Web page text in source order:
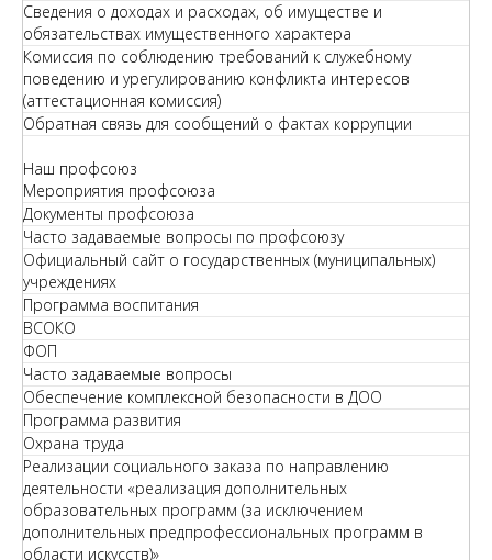
Сведения о доходах и расходах, об имуществе и
обязательствах имущественного характера
Комиссия по соблюдению требований к служебному
поведению и урегулированию конфликта интересов
(аттестационная комиссия)
Обратная связь для сообщений о фактах коррупции
Наш профсоюз
Мероприятия профсоюза
Документы профсоюза
Часто задаваемые вопросы по профсоюзу
Официальный сайт о государственных (муниципальных)
учреждениях
Программа воспитания
ВСОКО
ФОП
Часто задаваемые вопросы
Обеспечение комплексной безопасности в ДОО
Программа развития
Охрана труда
Реализации социального заказа по направлению
деятельности «реализация дополнительных
образовательных программ (за исключением
дополнительных предпрофессиональных программ в
области искусств)»